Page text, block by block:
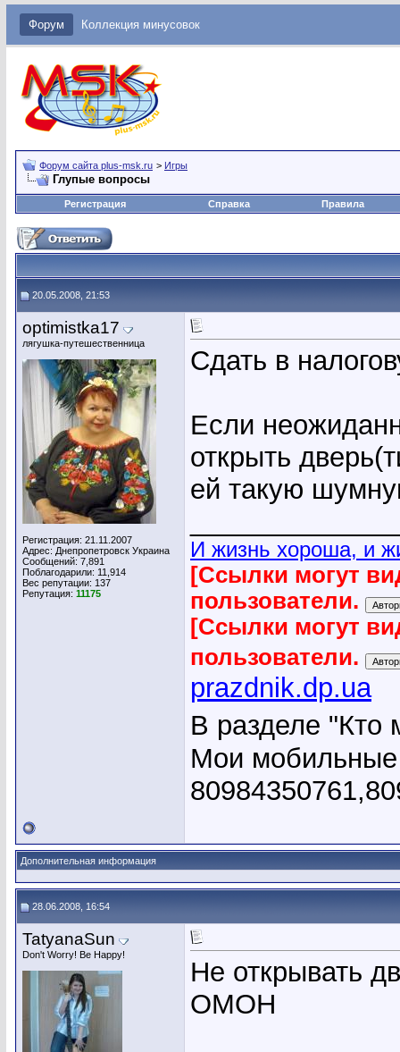
Форум Коллекция минусовок
Форум сайта plus-msk.ru > Игры
Глупые вопросы
Регистрация Справка Правила
20.05.2008, 21:53
optimistka17
лягушка-путешественница
Регистрация: 21.11.2007
Адрес: Днепропетровск Украина
Сообщений: 7,891
Поблагодарили: 11,914
Вес репутации: 137
Репутация: 11175
Сдать в
Если
открыть
ей такую
И жизнь хороша, и
[Ссылки могут
пользователи.
[Ссылки могут
пользователи.
prazdnik.dp.ua
В разделе "Кто
Мои
Дополнительная информация
28.06.2008, 16:54
TatyanaSun
Don't Worry! Be Happy!
Не открывать
ОМОН